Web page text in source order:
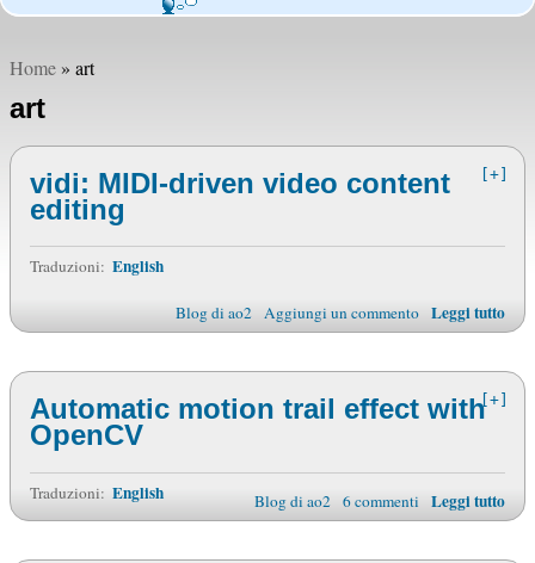
Home» art
art
[+]
vidi: MIDI-driven video content
editing
Traduzioni: English
Blog di ao2 Aggiungi un commento Leggi tutto
[+]
Automatic motion trail effect with
OpenCV
Traduzioni: English Blog di ao2 6 commenti Leggi tutto